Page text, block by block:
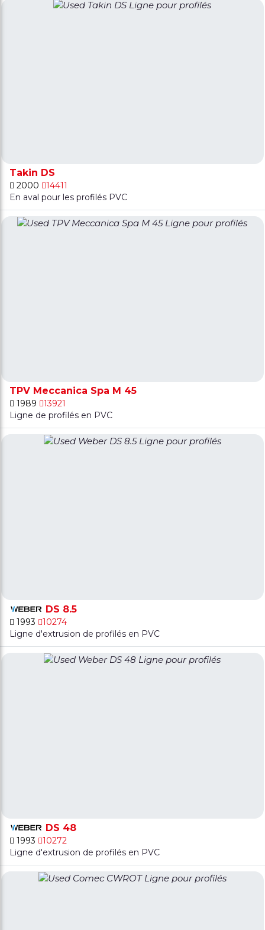
Takin DS
2000
14411
En aval pour les profilés PVC
TPV Meccanica Spa M 45
1989
13921
Ligne de profilés en PVC
DS 8.5
1993
10274
Ligne d'extrusion de profilés en PVC
DS 48
1993
10272
Ligne d'extrusion de profilés en PVC